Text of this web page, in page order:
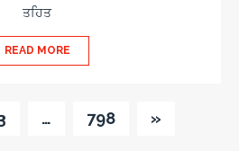
ਤਹਿਤ
READ MORE
… 798 »